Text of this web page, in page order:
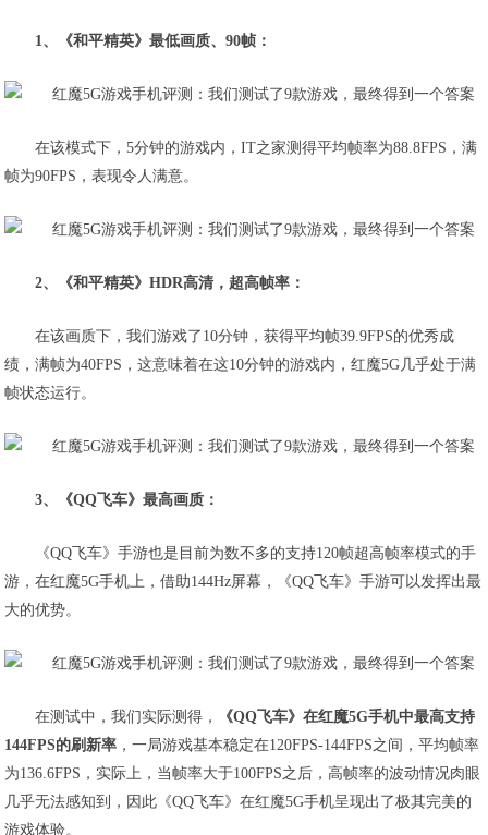
1、《和平精英》最低画质、90帧：
在该模式下，5分钟的游戏内，IT之家测得平均帧率为88.8FPS，满
帧为90FPS，表现令人满意。
2、《和平精英》HDR高清，超高帧率：
在该画质下，我们游戏了10分钟，获得平均帧39.9FPS的优秀成
绩，满帧为40FPS，这意味着在这10分钟的游戏内，红魔5G几乎处于满
帧状态运行。
3、《QQ飞车》最高画质：
《QQ飞车》手游也是目前为数不多的支持120帧超高帧率模式的手
游，在红魔5G手机上，借助144Hz屏幕，《QQ飞车》手游可以发挥出最
大的优势。
在测试中，我们实际测得，
《QQ飞车》在红魔5G手机中最高支持
144FPS的刷新率 ，一局游戏基本稳定在120FPS-144FPS之间，平均帧率
为136.6FPS，实际上， 当帧率大于100FPS之后，高帧率的波动情况肉眼
几乎无法感知到 ，因此《QQ飞车》在红魔5G手机呈现出了极其完美的
游戏体验。